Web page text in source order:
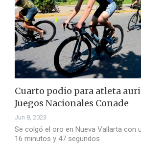
Cuarto podio para atleta
Juegos Nacionales Conade
Jun 8, 2023
Se colgó el oro en Nueva Vallarta con
16 minutos y 47 segundos